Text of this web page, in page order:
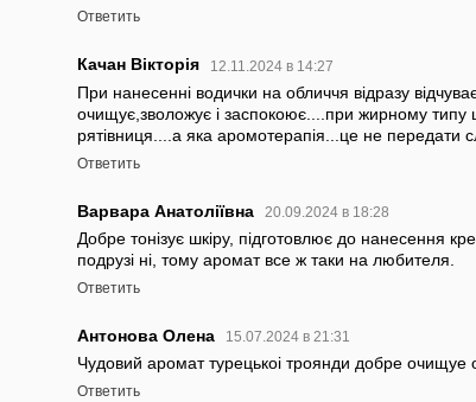
Ответить
Качан Вікторія 12.11.2024 в 14:27
При нанесенні водички на обличчя відразу
очищує,зволожує і заспокоює....при жирному типу
рятівниця....а яка аромотерапія...це не передати
Ответить
Варвара Анатоліївна 20.09.2024 в 18:28
Добре тонізує шкіру, підготовлює до нанесення
подрузі ні, тому аромат все ж таки на любителя.
Ответить
Антонова Олена 15.07.2024 в 21:31
Чудовий аромат турецькоi троянди добре очищуе
Ответить